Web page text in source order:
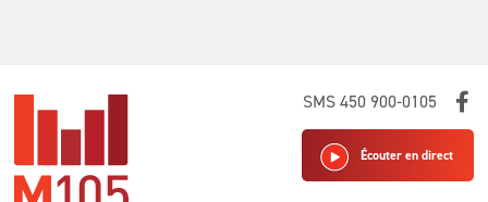
SMS 450 900-0105
Écouter en direct